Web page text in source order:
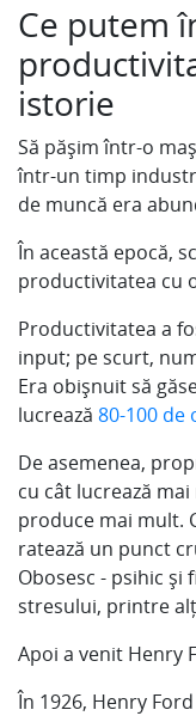
Ce putem
istorie
Să pășim într-o
într-un timp
de muncă era
În această epocă,
productivitatea cu
Productivitatea a
input; pe scurt,
Era obișnuit să
lucrează 80-100 de
De asemenea,
cu cât lucrează
produce mai mult.
ratează un punct
Obosesc - psihic și
stresului, printre
Apoi a venit Henry
În 1926, Henry